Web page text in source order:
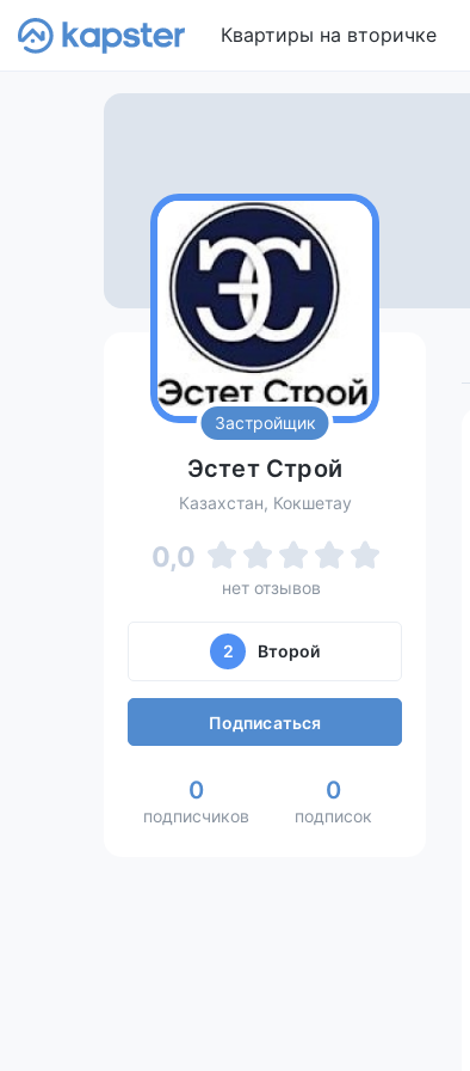
Квартиры на вторичке
Застройщик
Эстет Строй
Казахстан, Кокшетау
0,0
нет отзывов
2 Второй
Подписаться
0
подписчиков
0
подписок